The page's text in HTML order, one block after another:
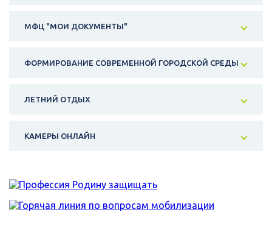
МФЦ "МОИ ДОКУМЕНТЫ"
ФОРМИРОВАНИЕ СОВРЕМЕННОЙ ГОРОДСКОЙ СРЕДЫ
ЛЕТНИЙ ОТДЫХ
КАМЕРЫ ОНЛАЙН